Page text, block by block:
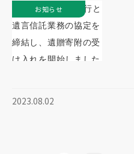
2023.08.02
お知らせ